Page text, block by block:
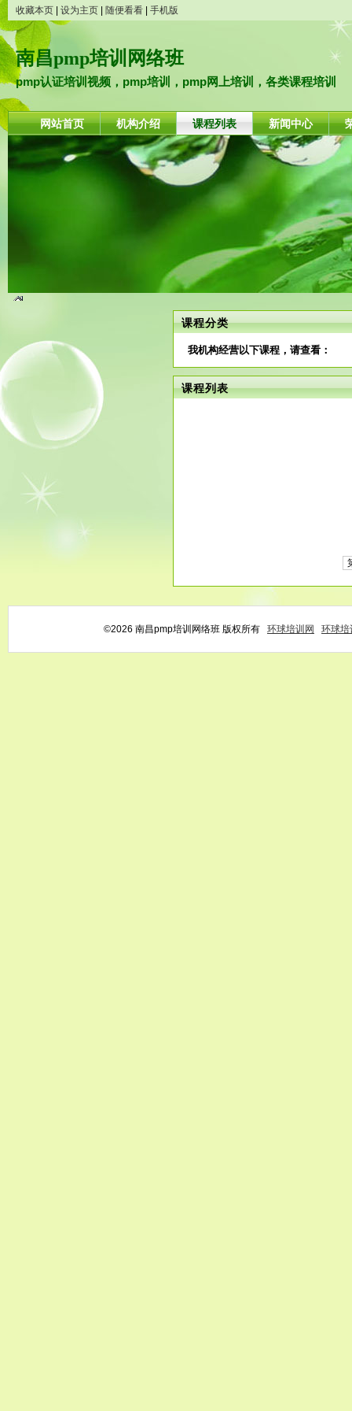
收藏本页 设为主页 随便看看 手机版
南昌pmp培训网络班
pmp认证培训视频，pmp培训，pmp网上培训，各类课程培训
网站首页 机构介绍 课程列表 新闻中心
课程分类
我机构经营以下课程，请查看：
课程列表
©2026 南昌pmp培训网络班 版权所有 环球培训网 环球培